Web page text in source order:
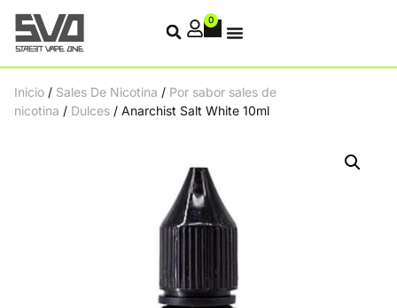
0
Inicio / Sales De Nicotina / Por sabor sales de
nicotina / Dulces / Anarchist Salt White 10ml